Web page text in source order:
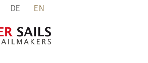
DE EN